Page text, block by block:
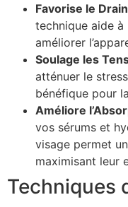
Favorise le
technique aide
améliorer
Soulage les
atténuer le
bénéfique pour
Améliore
vos sérums et
visage permet
maximisant leur
Techniques